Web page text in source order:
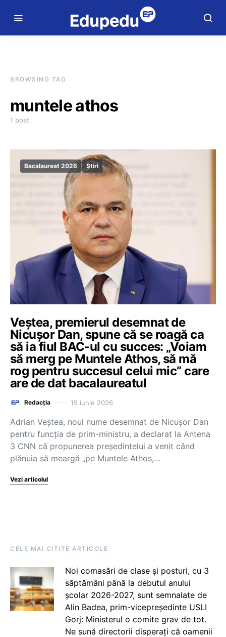
BROWSING TAG
muntele athos
1 post
Bacalaureat 2026 Știri
Veștea, premierul desemnat de
Nicușor Dan, spune că se roagă ca
să ia fiul BAC-ul cu succes: „Voiam
să merg pe Muntele Athos, să mă
rog pentru succesul celui mic” care
are de dat bacalaureatul
Redacția 15 iunie 2026
Adrian Veștea, noul nume desemnat de Nicușor Dan
pentru funcția de prim-ministru, a declarat la Antena
3 CNN că propunerea președintelui a venit când
plănuia să meargă „pe Muntele Athos,…
Vezi articolul
CELE MAI CITITE ARTICOLE
Noi comasări de clase și posturi, cu 3
săptămâni până la debutul anului
școlar 2026-2027, sunt semnalate de
Alin Badea, prim-vicepreședinte USLI
Gorj: Ministerul o comite grav de tot.
Ne sună directorii disperați că oamenii